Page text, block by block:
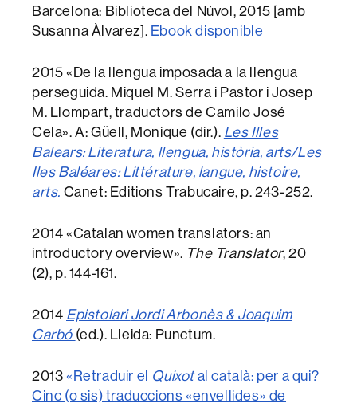
Barcelona: Biblioteca del Núvol, 2015 [amb
Susanna Àlvarez]. Ebook disponible
2015 «De la llengua imposada a la llengua
perseguida. Miquel M. Serra i Pastor i Josep
M. Llompart, traductors de Camilo José
Cela». A: Güell, Monique (dir.). Les Illes
Balears: Literatura, llengua, història, arts/Les
Iles Baléares: Littérature, langue, histoire,
arts. Canet: Editions Trabucaire, p. 243-252.
2014 «Catalan women translators: an
introductory overview». The Translator, 20
(2), p. 144-161.
2014 Epistolari Jordi Arbonès & Joaquim
Carbó (ed.). Lleida: Punctum.
2013 «Retraduir el Quixotal català: per a qui?
Cinc (o sis) traduccions «envellides» de